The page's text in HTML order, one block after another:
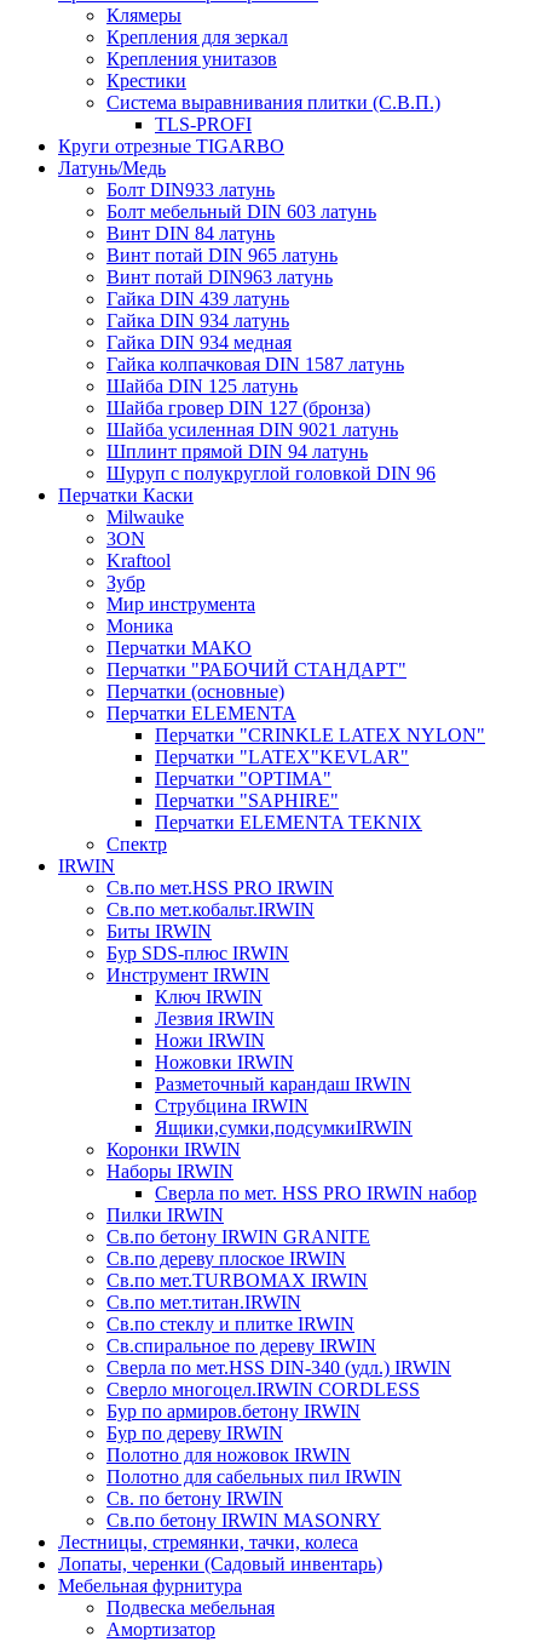
Клямеры
Крепления для зеркал
Крепления унитазов
Крестики
Система выравнивания плитки (С.В.П.)
TLS-PROFI
Круги отрезные TIGARBO
Латунь/Медь
Болт DIN933 латунь
Болт мебельный DIN 603 латунь
Винт DIN 84 латунь
Винт потай DIN 965 латунь
Винт потай DIN963 латунь
Гайка DIN 439 латунь
Гайка DIN 934 латунь
Гайка DIN 934 медная
Гайка колпачковая DIN 1587 латунь
Шайба DIN 125 латунь
Шайба гровер DIN 127 (бронза)
Шайба усиленная DIN 9021 латунь
Шплинт прямой DIN 94 латунь
Шуруп с полукруглой головкой DIN 96
Перчатки Каски
Milwauke
3ON
Kraftool
Зубр
Мир инструмента
Моника
Перчатки MAKO
Перчатки "РАБОЧИЙ СТАНДАРТ"
Перчатки (основные)
Перчатки ELEMENTA
Перчатки "CRINKLE LATEX NYLON"
Перчатки "LATEX"KEVLAR"
Перчатки "OPTIMA"
Перчатки "SAPHIRE"
Перчатки ELEMENTA TEKNIX
Спектр
IRWIN
Св.по мет.HSS PRO IRWIN
Св.по мет.кобальт.IRWIN
Биты IRWIN
Бур SDS-плюс IRWIN
Инструмент IRWIN
Ключ IRWIN
Лезвия IRWIN
Ножи IRWIN
Ножовки IRWIN
Разметочный карандаш IRWIN
Струбцина IRWIN
Ящики,сумки,подсумкиIRWIN
Коронки IRWIN
Наборы IRWIN
Сверла по мет. HSS PRO IRWIN набор
Пилки IRWIN
Св.по бетону IRWIN GRANITE
Св.по дереву плоское IRWIN
Св.по мет.TURBOMAX IRWIN
Св.по мет.титан.IRWIN
Св.по стеклу и плитке IRWIN
Св.спиральное по дереву IRWIN
Сверла по мет.HSS DIN-340 (удл.) IRWIN
Сверло многоцел.IRWIN CORDLESS
Бур по армиров.бетону IRWIN
Бур по дереву IRWIN
Полотно для ножовок IRWIN
Полотно для сабельных пил IRWIN
Св. по бетону IRWIN
Св.по бетону IRWIN MASONRY
Лестницы, стремянки, тачки, колеса
Лопаты, черенки (Садовый инвентарь)
Мебельная фурнитура
Подвеска мебельная
Амортизатор